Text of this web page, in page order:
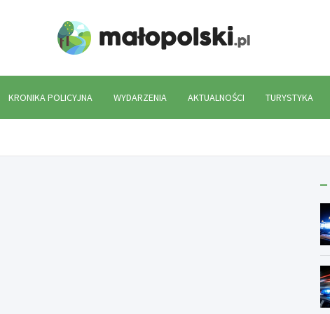
KRONIKA POLICYJNA WYDARZENIA AKTUALNOŚCI TURYSTYKA